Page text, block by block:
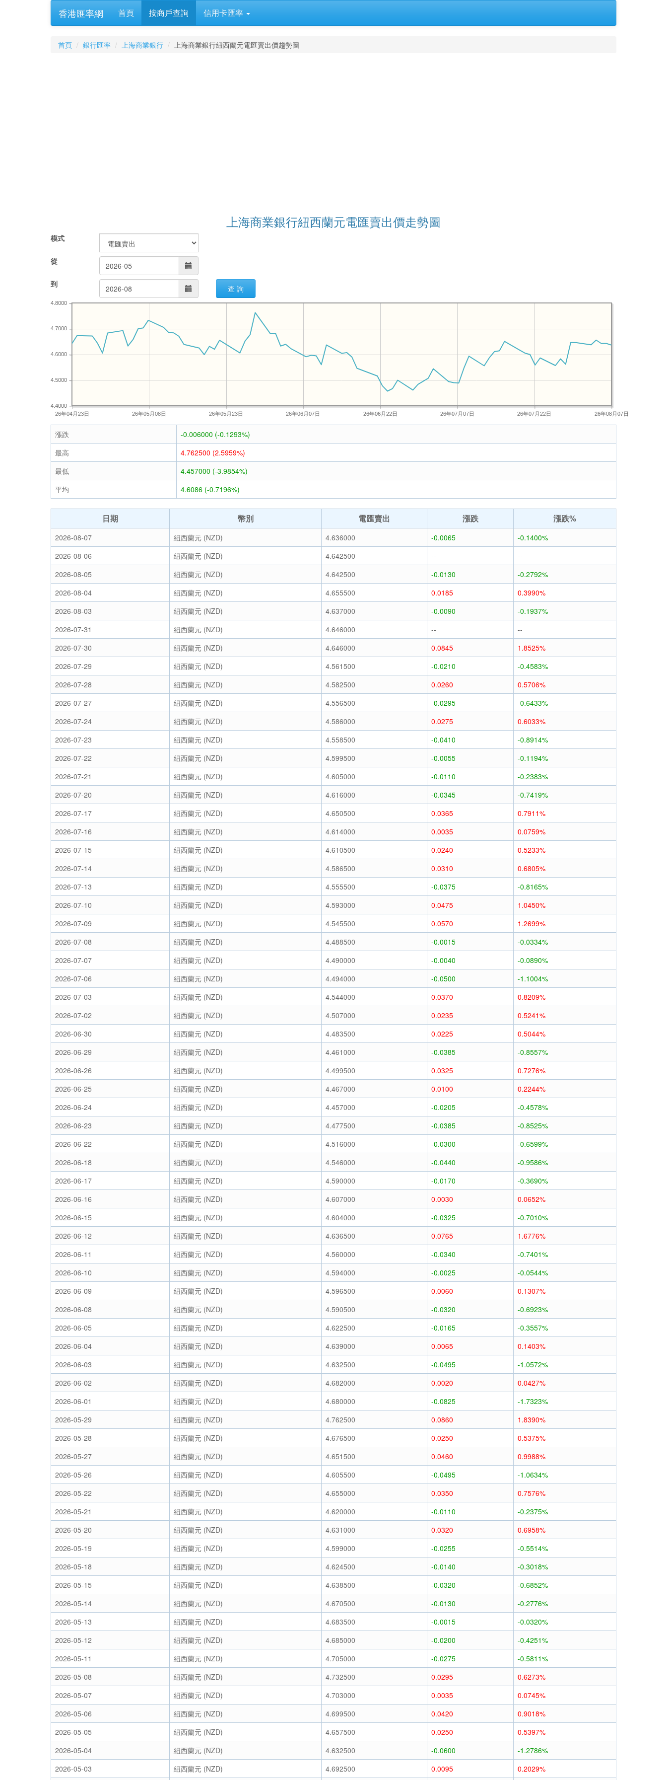
香港匯率網 首頁 按商戶查詢 信用卡匯率
首頁 銀行匯率 上海商業銀行 上海商業銀行紐西蘭元電匯賣出價趨勢圖
上海商業銀行紐西蘭元電匯賣出價走勢圖
模式
從
到 查 詢
26年04月23日 26年05月08日 26年05月23日 26年06月07日 26年06月22日 26年07月07日 26年07月22日 26年08月07日
4.4000
4.5000
4.6000
4.7000
4.8000
漲跌
-0.006000 (-0.1293%)
最高
4.762500 (2.5959%)
最低
4.457000 (-3.9854%)
平均
4.6086 (-0.7196%)
日期 幣別 電匯賣出 漲跌 漲跌%
2026-08-07 紐西蘭元 (NZD) 4.636000 -0.0065
-0.1400%
2026-08-06
紐西蘭元 (NZD) 4.642500 --
--
2026-08-05
紐西蘭元 (NZD) 4.642500 -0.0130
-0.2792%
2026-08-04
紐西蘭元 (NZD) 4.655500 0.0185
0.3990%
2026-08-03
紐西蘭元 (NZD) 4.637000 -0.0090
-0.1937%
2026-07-31
紐西蘭元 (NZD) 4.646000 --
--
2026-07-30
紐西蘭元 (NZD) 4.646000 0.0845
1.8525%
2026-07-29
紐西蘭元 (NZD) 4.561500 -0.0210
-0.4583%
2026-07-28
紐西蘭元 (NZD) 4.582500 0.0260
0.5706%
2026-07-27
紐西蘭元 (NZD) 4.556500 -0.0295
-0.6433%
2026-07-24
紐西蘭元 (NZD) 4.586000 0.0275
0.6033%
2026-07-23
紐西蘭元 (NZD) 4.558500 -0.0410
-0.8914%
2026-07-22
紐西蘭元 (NZD) 4.599500 -0.0055
-0.1194%
2026-07-21
紐西蘭元 (NZD) 4.605000 -0.0110
-0.2383%
2026-07-20
紐西蘭元 (NZD) 4.616000 -0.0345
-0.7419%
2026-07-17
紐西蘭元 (NZD) 4.650500 0.0365
0.7911%
2026-07-16
紐西蘭元 (NZD) 4.614000 0.0035
0.0759%
2026-07-15
紐西蘭元 (NZD) 4.610500 0.0240
0.5233%
2026-07-14
紐西蘭元 (NZD) 4.586500 0.0310
0.6805%
2026-07-13
紐西蘭元 (NZD) 4.555500 -0.0375
-0.8165%
2026-07-10
紐西蘭元 (NZD) 4.593000 0.0475
1.0450%
2026-07-09
紐西蘭元 (NZD) 4.545500 0.0570
1.2699%
2026-07-08
紐西蘭元 (NZD) 4.488500 -0.0015
-0.0334%
2026-07-07
紐西蘭元 (NZD) 4.490000 -0.0040
-0.0890%
2026-07-06
紐西蘭元 (NZD) 4.494000 -0.0500
-1.1004%
2026-07-03
紐西蘭元 (NZD) 4.544000 0.0370
0.8209%
2026-07-02
紐西蘭元 (NZD) 4.507000 0.0235
0.5241%
2026-06-30
紐西蘭元 (NZD) 4.483500 0.0225
0.5044%
2026-06-29
紐西蘭元 (NZD) 4.461000 -0.0385
-0.8557%
2026-06-26
紐西蘭元 (NZD) 4.499500 0.0325
0.7276%
2026-06-25
紐西蘭元 (NZD) 4.467000 0.0100
0.2244%
2026-06-24
紐西蘭元 (NZD) 4.457000 -0.0205
-0.4578%
2026-06-23
紐西蘭元 (NZD) 4.477500 -0.0385
-0.8525%
2026-06-22
紐西蘭元 (NZD) 4.516000 -0.0300
-0.6599%
2026-06-18
紐西蘭元 (NZD) 4.546000 -0.0440
-0.9586%
2026-06-17
紐西蘭元 (NZD) 4.590000 -0.0170
-0.3690%
2026-06-16
紐西蘭元 (NZD) 4.607000 0.0030
0.0652%
2026-06-15
紐西蘭元 (NZD) 4.604000 -0.0325
-0.7010%
2026-06-12
紐西蘭元 (NZD) 4.636500 0.0765
1.6776%
2026-06-11
紐西蘭元 (NZD) 4.560000 -0.0340
-0.7401%
2026-06-10
紐西蘭元 (NZD) 4.594000 -0.0025
-0.0544%
2026-06-09
紐西蘭元 (NZD) 4.596500 0.0060
0.1307%
2026-06-08
紐西蘭元 (NZD) 4.590500 -0.0320
-0.6923%
2026-06-05
紐西蘭元 (NZD) 4.622500 -0.0165
-0.3557%
2026-06-04
紐西蘭元 (NZD) 4.639000 0.0065
0.1403%
2026-06-03
紐西蘭元 (NZD) 4.632500 -0.0495
-1.0572%
2026-06-02
紐西蘭元 (NZD) 4.682000 0.0020
0.0427%
2026-06-01
紐西蘭元 (NZD) 4.680000 -0.0825
-1.7323%
2026-05-29
紐西蘭元 (NZD) 4.762500 0.0860
1.8390%
2026-05-28
紐西蘭元 (NZD) 4.676500 0.0250
0.5375%
2026-05-27
紐西蘭元 (NZD) 4.651500 0.0460
0.9988%
2026-05-26
紐西蘭元 (NZD) 4.605500 -0.0495
-1.0634%
2026-05-22
紐西蘭元 (NZD) 4.655000 0.0350
0.7576%
2026-05-21
紐西蘭元 (NZD) 4.620000 -0.0110
-0.2375%
2026-05-20
紐西蘭元 (NZD) 4.631000 0.0320
0.6958%
2026-05-19
紐西蘭元 (NZD) 4.599000 -0.0255
-0.5514%
2026-05-18
紐西蘭元 (NZD) 4.624500 -0.0140
-0.3018%
2026-05-15
紐西蘭元 (NZD) 4.638500 -0.0320
-0.6852%
2026-05-14
紐西蘭元 (NZD) 4.670500 -0.0130
-0.2776%
2026-05-13
紐西蘭元 (NZD) 4.683500 -0.0015
-0.0320%
2026-05-12
紐西蘭元 (NZD) 4.685000 -0.0200
-0.4251%
2026-05-11
紐西蘭元 (NZD) 4.705000 -0.0275
-0.5811%
2026-05-08
紐西蘭元 (NZD) 4.732500 0.0295
0.6273%
2026-05-07
紐西蘭元 (NZD) 4.703000 0.0035
0.0745%
2026-05-06
紐西蘭元 (NZD) 4.699500 0.0420
0.9018%
2026-05-05
紐西蘭元 (NZD) 4.657500 0.0250
0.5397%
2026-05-04
紐西蘭元 (NZD) 4.632500 -0.0600
-1.2786%
2026-05-03
紐西蘭元 (NZD) 4.692500 0.0095 0.2029%